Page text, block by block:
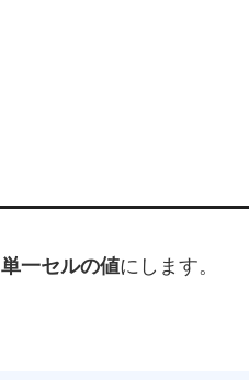
単一セルの値にします。